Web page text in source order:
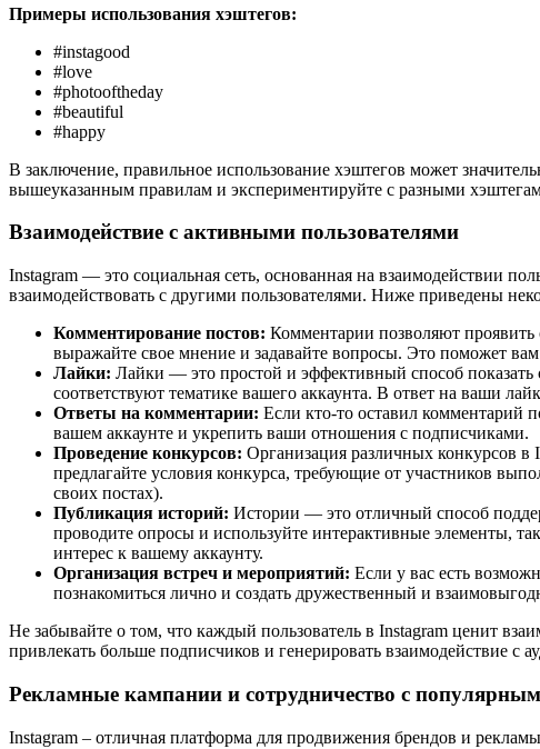
Примеры использования хэштегов:
#instagood
#love
#photooftheday
#beautiful
#happy
В заключение, правильное использование хэштегов может
вышеуказанным правилам и экспериментируйте с разными
Взаимодействие с активными пользователями
Instagram — это социальная сеть, основанная на взаимодействии
взаимодействовать с другими пользователями. Ниже приведены
Комментирование постов: Комментарии позволяют
выражайте свое мнение и задавайте вопросы. Это поможет
Лайки: Лайки — это простой и эффективный способ показать
соответствуют тематике вашего аккаунта. В ответ на ваши
Ответы на комментарии: Если кто-то оставил комментарий
вашем аккаунте и укрепить ваши отношения с подписчиками.
Проведение конкурсов: Организация различных конкурсов в
предлагайте условия конкурса, требующие от участников
своих постах).
Публикация историй: Истории — это отличный способ
проводите опросы и используйте интерактивные элементы,
интерес к вашему аккаунту.
Организация встреч и мероприятий: Если у вас есть
познакомиться лично и создать дружественный и
Не забывайте о том, что каждый пользователь в Instagram ценит
привлекать больше подписчиков и генерировать взаимодействие с
Рекламные кампании и сотрудничество с
Instagram – отличная платформа для продвижения брендов и